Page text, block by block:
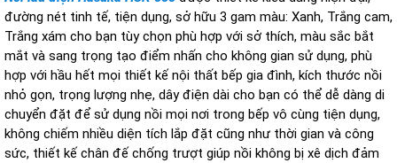
đường nét tinh tế, tiện dụng, sở hữu 3 gam màu: Xanh, Trắng cam,
Trắng xám cho bạn tùy chọn phù hợp với sở thích, màu sắc bắt
mắt và sang trọng tạo điểm nhấn cho không gian sử dụng, phù
hợp với hầu hết mọi thiết kế nội thất bếp gia đình, kích thước nồi
nhỏ gọn, trọng lượng nhẹ, dây điện dài cho bạn có thể dễ dàng di
chuyển đặt để sử dụng nồi mọi nơi trong bếp vô cùng tiện dụng,
không chiếm nhiều diện tích lắp đặt cũng như thời gian và công
sức, thiết kế chân đế chống trượt giúp nồi không bị xê dịch đảm